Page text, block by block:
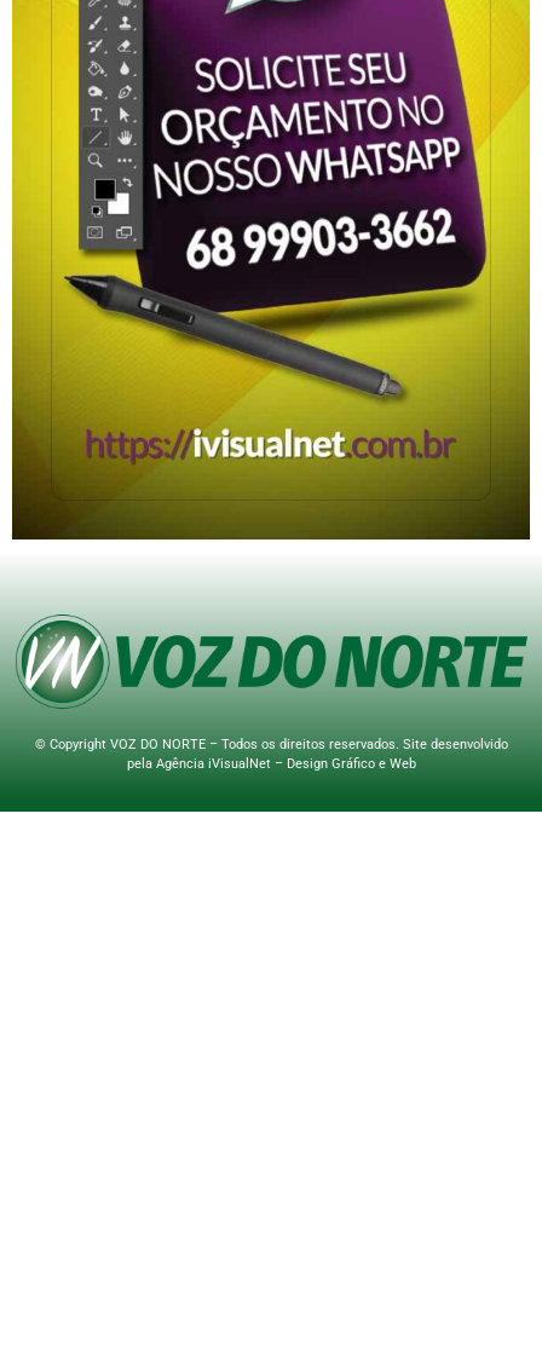
© Copyright VOZ DO NORTE – Todos os direitos reservados. Site desenvolvido
pela Agência iVisualNet – Design Gráfico e Web